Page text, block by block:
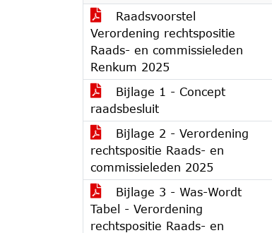
Raadsvoorstel
Verordening rechtspositie
Raads- en commissieleden
Renkum 2025
Bijlage 1 - Concept
raadsbesluit
Bijlage 2 - Verordening
rechtspositie Raads- en
commissieleden 2025
Bijlage 3 - Was-Wordt
Tabel - Verordening
rechtspositie Raads- en